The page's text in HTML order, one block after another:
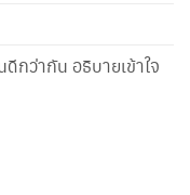
กว่ากัน อธิบายเข้าใจ